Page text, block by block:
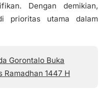
Dengan demikian,
prioritas utama dalam
Gorontalo Buka
Ramadhan 1447 H